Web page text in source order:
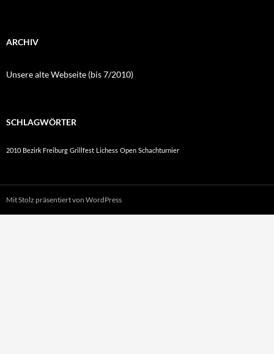
ARCHIV
Unsere alte Webseite (bis 7/2010)
SCHLAGWÖRTER
2010 Bezirk Freiburg Grillfest Lichess Open Schachturnier
Mit Stolz präsentiert von WordPress